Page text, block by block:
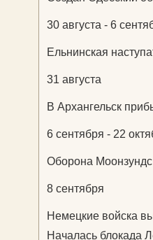
30 августа - 6
Ельнинская
31 августа
В Архангельск
6 сентября - 22
Оборона
8 сентября
Немецкие войска
Началась блокада